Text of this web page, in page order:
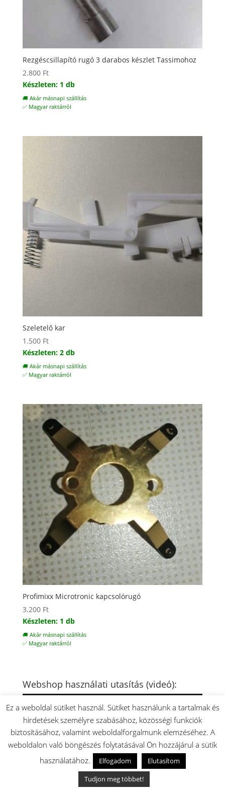
Rezgéscsillapító rugó 3 darabos készlet Tassimohoz
2.800 Ft
Készleten: 1 db
🚚 Akár másnapi szállítás
✅ Magyar raktárról
Szeletelő kar
1.500 Ft
Készleten: 2 db
🚚 Akár másnapi szállítás
✅ Magyar raktárról
Profimixx Microtronic kapcsolórugó
3.200 Ft
Készleten: 1 db
🚚 Akár másnapi szállítás
✅ Magyar raktárról
Webshop használati utasítás (videó):
Ez a weboldal sütiket használ. Sütiket használunk a tartalmak és
hirdetések személyre szabásához, közösségi funkciók
biztosításához, valamint weboldalforgalmunk elemzéséhez. A
weboldalon való böngészés folytatásával Ön hozzájárul a sütik
használatához.
Elfogadom
Elutasítom
Tudjon meg többet!